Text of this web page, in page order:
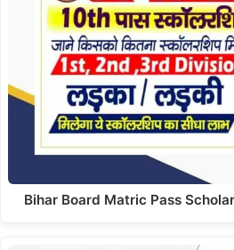
Bihar Board Matric Pass